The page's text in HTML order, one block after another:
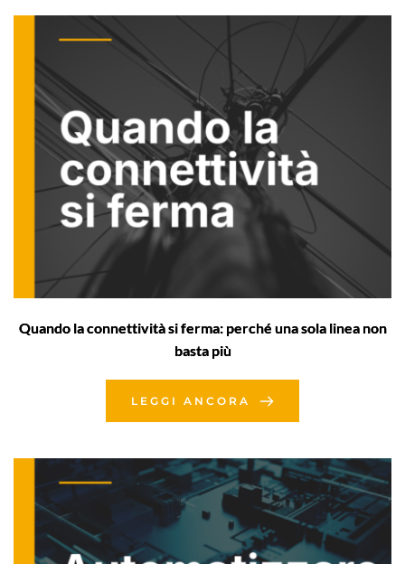
Quando la connettività si ferma: perché una sola linea non
basta più
LEGGI ANCORA